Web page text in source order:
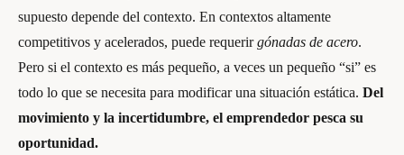
supuesto depende del contexto. En contextos altamente
competitivos y acelerados, puede requerirgónadas de acero.
Pero si el contexto es más pequeño, a veces un pequeño “si” es
todo lo que se necesita para modificar una situación estática. Del
movimiento y la incertidumbre, el emprendedor pesca su
oportunidad.